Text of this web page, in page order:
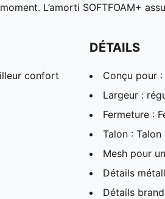
L’amorti SOFTFOAM+
confort
DÉTAILS
Conçu pour
Largeur :
Fermeture :
Talon : Talon
Mesh pour
Détails
Détails